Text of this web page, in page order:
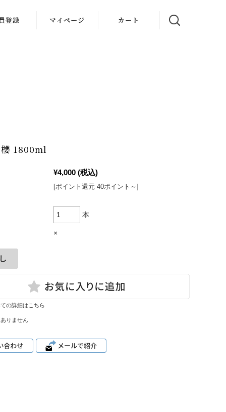
登録 マイページ カート
1800ml
¥4,000 (税込)
[ポイント還元 40ポイント～]
本
×
の詳細はこちら
りません